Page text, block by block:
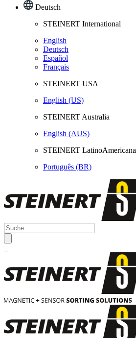
Deutsch
STEINERT International
English
Deutsch
Español
Français
STEINERT USA
English (US)
STEINERT Australia
English (AUS)
STEINERT LatinoAmericana
Português (BR)